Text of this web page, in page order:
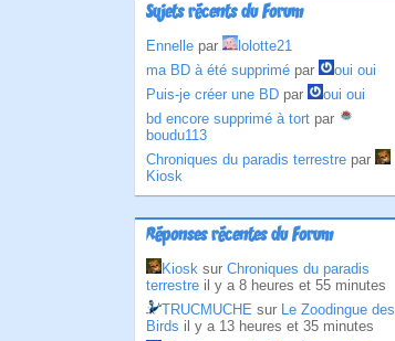
Sujets récents du Forum
Ennelle par
lolotte21
ma BD à été supprimé par
oui oui
Puis-je créer une BD par
oui oui
bd encore supprimé à tort par
boudu113
Chroniques du paradis terrestre par
Kiosk
Réponses récentes du Forum
Kiosk sur Chroniques du paradis
terrestre il y a 8 heures et 55 minutes
TRUCMUCHE sur Le Zoodingue des
Birds il y a 13 heures et 35 minutes